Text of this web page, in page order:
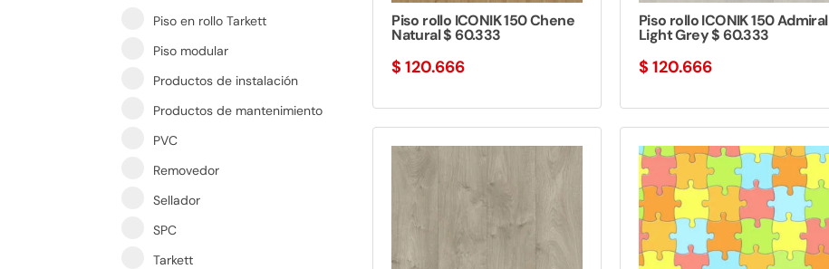
Piso en rollo Tarkett
Piso modular
Productos de instalación
Productos de mantenimiento
PVC
Removedor
Sellador
SPC
Tarkett
Piso rollo ICONIK 150 Chene
Natural $ 60.333
$ 120.666
Piso rollo ICONIK 150 Admiral
Light Grey $ 60.333
$ 120.666